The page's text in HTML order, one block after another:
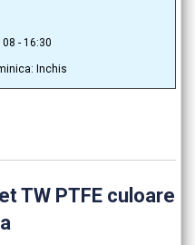
08 - 16:30
Inchis
TW PTFE culoare